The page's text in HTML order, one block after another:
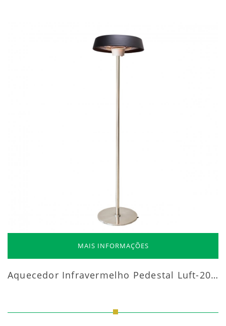
MAIS INFORMAÇÕES
Aquecedor Infravermelho Pedestal Luft-20000